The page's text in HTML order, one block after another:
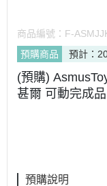
商品編號： F-
預購商品
預計：
(預購)
甚爾 可動完成
預購說明